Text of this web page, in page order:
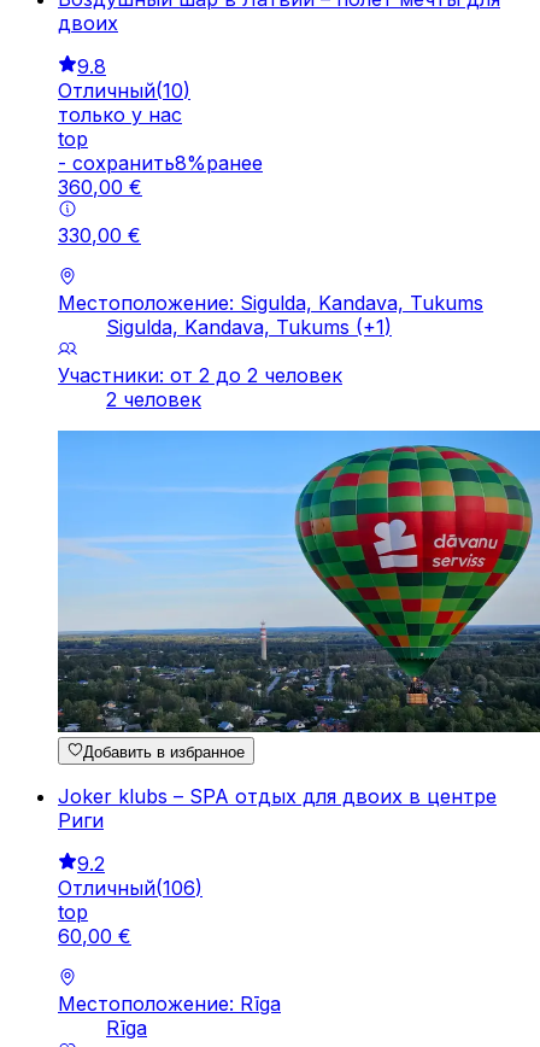
двоих
9.8
Отличный(10)
только у нас
top
- cохранить8%ранее
360,00 €
330,00 €
Местоположение: Sigulda, Kandava, Tukums
Sigulda, Kandava, Tukums (+1)
Участники: от 2 до 2 человек
2 человек
Добавить в избранное
Joker klubs – SPA отдых для двоих в центре
Риги
9.2
Отличный(106)
top
60,00 €
Местоположение: Rīga
Rīga